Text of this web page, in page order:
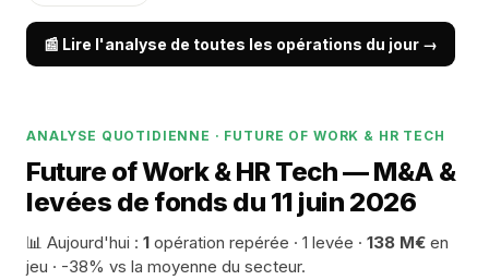
📰 Lire l'analyse de toutes les opérations du jour →
ANALYSE QUOTIDIENNE · FUTURE OF WORK & HR TECH
Future of Work & HR Tech — M&A &
levées de fonds du 11 juin 2026
📊 Aujourd'hui : 1 opération repérée · 1 levée · 138 M€ en
jeu · -38% vs la moyenne du secteur.